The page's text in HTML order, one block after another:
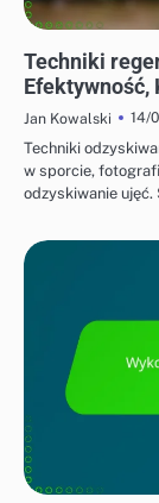
Techniki
Efektywność,
Jan Kowalski
14/
Techniki
w sporcie,
odzyskiwanie